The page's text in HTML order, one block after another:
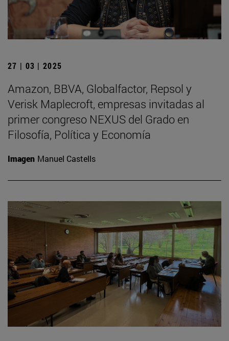
27 | 03 | 2025
Amazon, BBVA, Globalfactor, Repsol y
Verisk Maplecroft, empresas invitadas al
primer congreso NEXUS del Grado en
Filosofía, Política y Economía
Imagen Manuel Castells